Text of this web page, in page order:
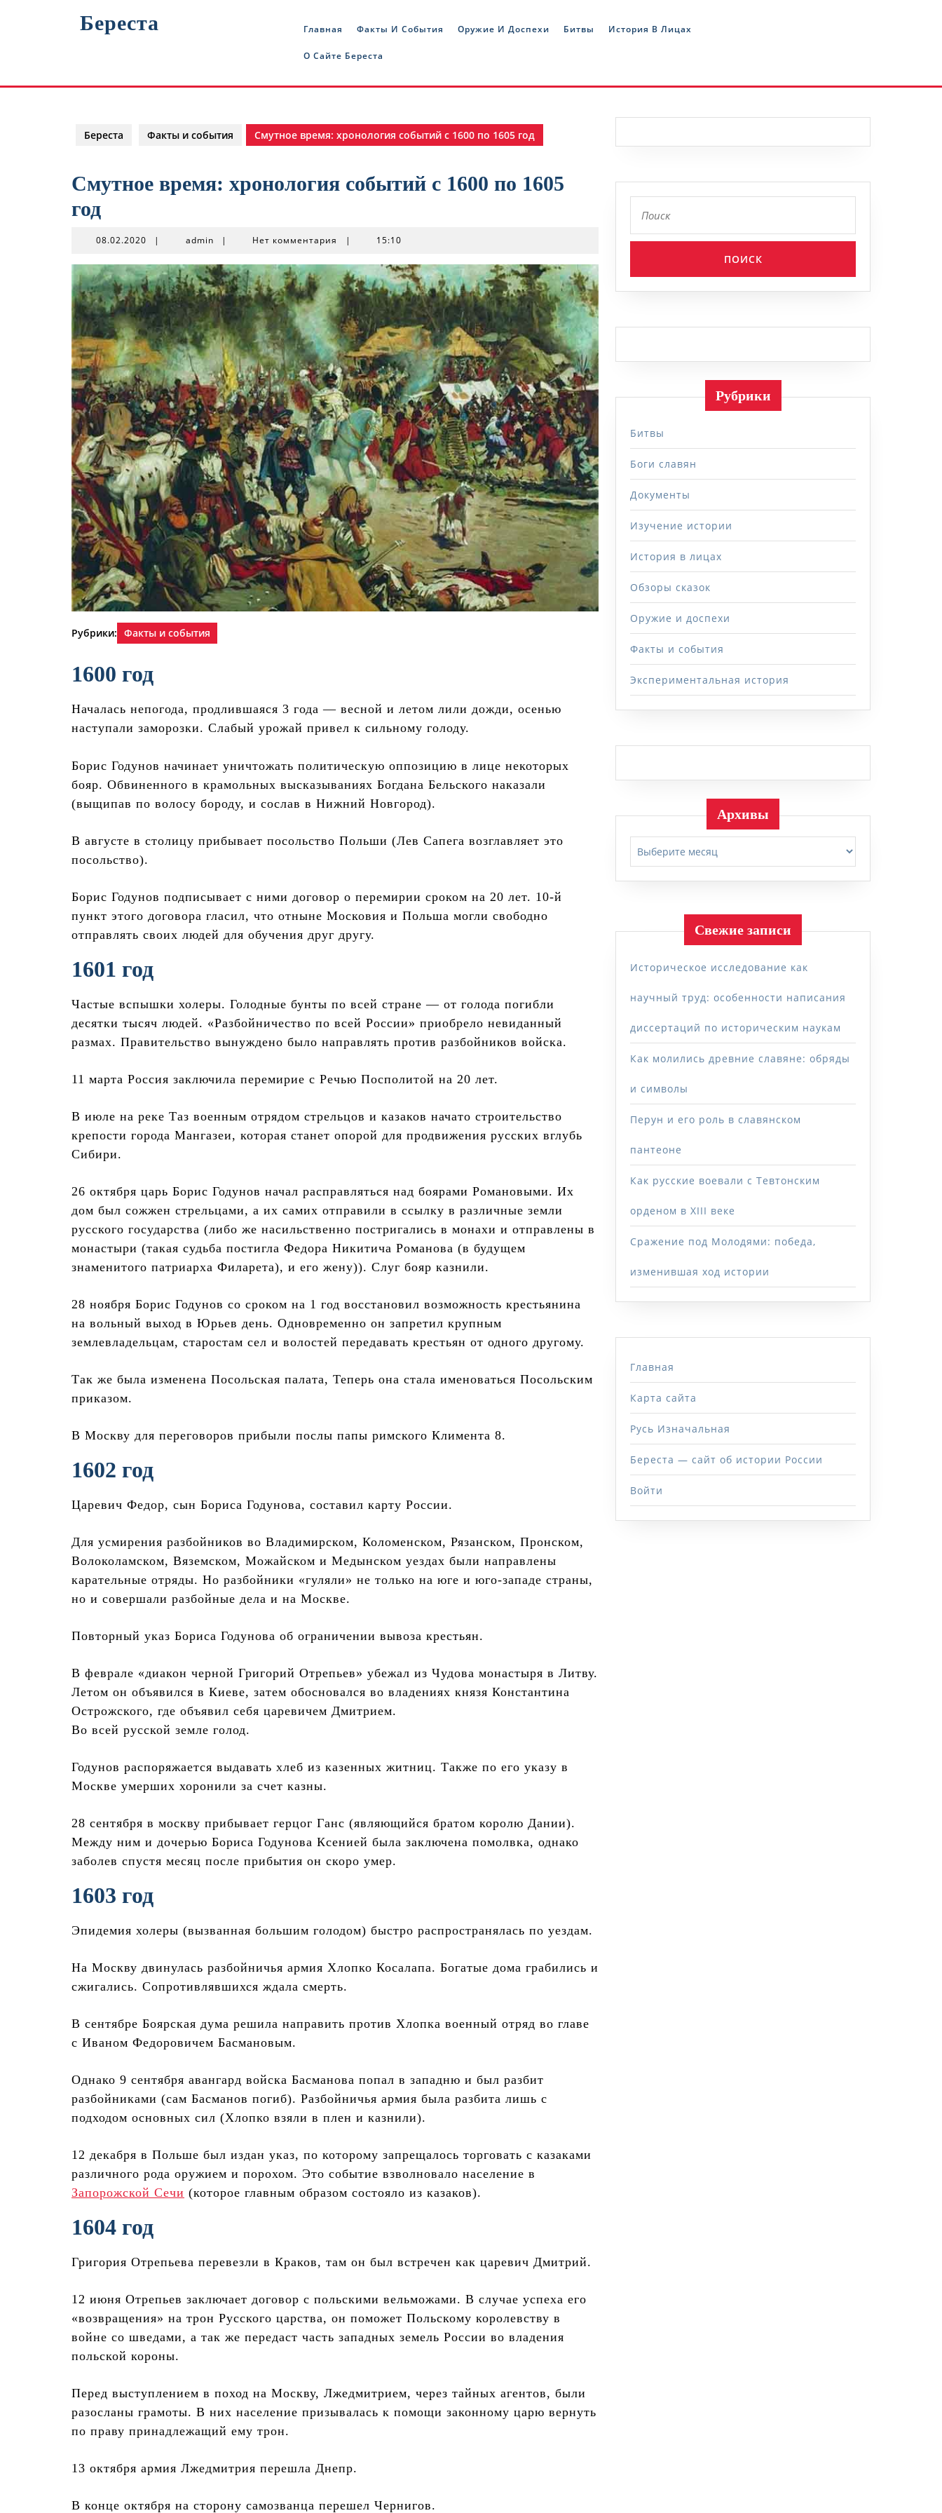
Береста Главная Факты И События Оружие И Доспехи Битвы История В Лицах
О Сайте Береста
Береста Факты и события Смутное время: хронология событий с 1600 по 1605 год
Смутное время: хронология событий с 1600 по 1605
год
08.02.2020 08.02.2020
| adminadmin
| Нет комментария | 15:10
Рубрики: Факты и события
1600 год
Началась непогода, продлившаяся 3 года — весной и летом лили дожди, осенью
наступали заморозки. Слабый урожай привел к сильному голоду.
Борис Годунов начинает уничтожать политическую оппозицию в лице некоторых
бояр. Обвиненного в крамольных высказываниях Богдана Бельского наказали
(выщипав по волосу бороду, и сослав в Нижний Новгород).
В августе в столицу прибывает посольство Польши (Лев Сапега возглавляет это
посольство).
Борис Годунов подписывает с ними договор о перемирии сроком на 20 лет. 10-й
пункт этого договора гласил, что отныне Московия и Польша могли свободно
отправлять своих людей для обучения друг другу.
1601 год
Частые вспышки холеры. Голодные бунты по всей стране — от голода погибли
десятки тысяч людей. «Разбойничество по всей России» приобрело невиданный
размах. Правительство вынуждено было направлять против разбойников войска.
11 марта Россия заключила перемирие с Речью Посполитой на 20 лет.
В июле на реке Таз военным отрядом стрельцов и казаков начато строительство
крепости города Мангазеи, которая станет опорой для продвижения русских вглубь
Сибири.
26 октября царь Борис Годунов начал расправляться над боярами Романовыми. Их
дом был сожжен стрельцами, а их самих отправили в ссылку в различные земли
русского государства (либо же насильственно постригались в монахи и отправлены в
монастыри (такая судьба постигла Федора Никитича Романова (в будущем
знаменитого патриарха Филарета), и его жену)). Слуг бояр казнили.
28 ноября Борис Годунов со сроком на 1 год восстановил возможность крестьянина
на вольный выход в Юрьев день. Одновременно он запретил крупным
землевладельцам, старостам сел и волостей передавать крестьян от одного другому.
Так же была изменена Посольская палата, Теперь она стала именоваться Посольским
приказом.
В Москву для переговоров прибыли послы папы римского Климента 8.
1602 год
Царевич Федор, сын Бориса Годунова, составил карту России.
Для усмирения разбойников во Владимирском, Коломенском, Рязанском, Пронском,
Волоколамском, Вяземском, Можайском и Медынском уездах были направлены
карательные отряды. Но разбойники «гуляли» не только на юге и юго-западе страны,
но и совершали разбойные дела и на Москве.
Повторный указ Бориса Годунова об ограничении вывоза крестьян.
В феврале «диакон черной Григорий Отрепьев» убежал из Чудова монастыря в Литву.
Летом он объявился в Киеве, затем обосновался во владениях князя Константина
Острожского, где объявил себя царевичем Дмитрием.
Во всей русской земле голод.
Годунов распоряжается выдавать хлеб из казенных житниц. Также по его указу в
Москве умерших хоронили за счет казны.
28 сентября в москву прибывает герцог Ганс (являющийся братом королю Дании).
Между ним и дочерью Бориса Годунова Ксенией была заключена помолвка, однако
заболев спустя месяц после прибытия он скоро умер.
1603 год
Эпидемия холеры (вызванная большим голодом) быстро распространялась по уездам.
На Москву двинулась разбойничья армия Хлопко Косалапа. Богатые дома грабились и
сжигались. Сопротивлявшихся ждала смерть.
В сентябре Боярская дума решила направить против Хлопка военный отряд во главе
с Иваном Федоровичем Басмановым.
Однако 9 сентября авангард войска Басманова попал в западню и был разбит
разбойниками (сам Басманов погиб). Разбойничья армия была разбита лишь с
подходом основных сил (Хлопко взяли в плен и казнили).
12 декабря в Польше был издан указ, по которому запрещалось торговать с казаками
различного рода оружием и порохом. Это событие взволновало население в
Запорожской Сечи (которое главным образом состояло из казаков).
1604 год
Григория Отрепьева перевезли в Краков, там он был встречен как царевич Дмитрий.
12 июня Отрепьев заключает договор с польскими вельможами. В случае успеха его
«возвращения» на трон Русского царства, он поможет Польскому королевству в
войне со шведами, а так же передаст часть западных земель России во владения
польской короны.
Перед выступлением в поход на Москву, Лжедмитрием, через тайных агентов, были
разосланы грамоты. В них население призывалась к помощи законному царю вернуть
по праву принадлежащий ему трон.
13 октября армия Лжедмитрия перешла Днепр.
В конце октября на сторону самозванца перешел Чернигов.
Рубрики
Битвы
Боги славян
Документы
Изучение истории
История в лицах
Обзоры сказок
Оружие и доспехи
Факты и события
Экспериментальная история
Архивы
Свежие записи
Историческое исследование как
научный труд: особенности написания
диссертаций по историческим наукам
Как молились древние славяне: обряды
и символы
Перун и его роль в славянском
пантеоне
Как русские воевали с Тевтонским
орденом в XIII веке
Сражение под Молодями: победа,
изменившая ход истории
Главная
Карта сайта
Русь Изначальная
Береста — сайт об истории России
Войти